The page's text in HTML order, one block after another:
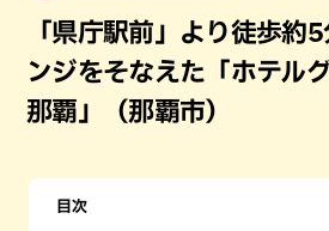
「県庁駅前」より徒歩約
ンジをそなえた「ホテル
那覇」（那覇市）
目次